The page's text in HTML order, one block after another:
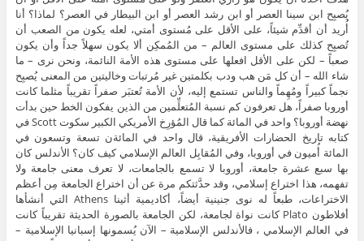
يُصبِح ابن سينا العصر أو ابن رشد العصر أو ابن البيطار في العصر؟ لماذا؟ أنا
أُريد أن أقدِّم شيئاً، على الأقل على مُستوى أمتي، لعله يكون من الصعب أن
تُصبِح كذلك على مستوى العالم – من المُمكِن ألا يكون سهلاً جداً وأن يكون
صعباً – لكن على الأقل افعلها على مستوى هذه الأمة النائمة، ونحن نرى – ما
شاء الله – أن كل مَن هب ودب بكلمتين غير مُرتبات وخاليتين من المعنى يُصبِح
نجماً كبيراً ومُهِماً والناس تستمع إليه، لأن الأمة تُعتبَر صفراً تقريباً مثلما كانت
أوروبا صفراً، هل تعرفون كم نسبة المُتعلِّمين من الذين يفكون الخط حين بدأت
نهضة أوروبا؟ واحد في المائة كما قال المُؤرِخ الأمريكي الكبير سكوت Scott في
كتابه تاريخ الحضارات الأفريقية، قال واحد في المائةن تسعة وتسعون في
المائة أُميون في أوروبا، وفي المُقابِل العالم الإسلامي كيف كان؟ الأندلس كان
بها سبع عشرة جامعة، أوروبا لا تسمع بالجامعات، لا تعرف معنى جامعة ولا
تفهمه، هذا اختراع إسلامي، وقد حدَّثتكم مرة عن أن اختراع الجامعة مِن أعظم
الاختراعات، طبعاً له نوى جنينية أيضاً، أكاديمية أثينا Athens التي أنشأها
أفلاطون Plato كانت نواة لجامعة، لكن الجامعة بالصورة الحديثة تقريباً كانت
في العالم الإسلامي ، فالأندلس الإسلامية – الآن يُسمونها إسبانيا الإسلامية –